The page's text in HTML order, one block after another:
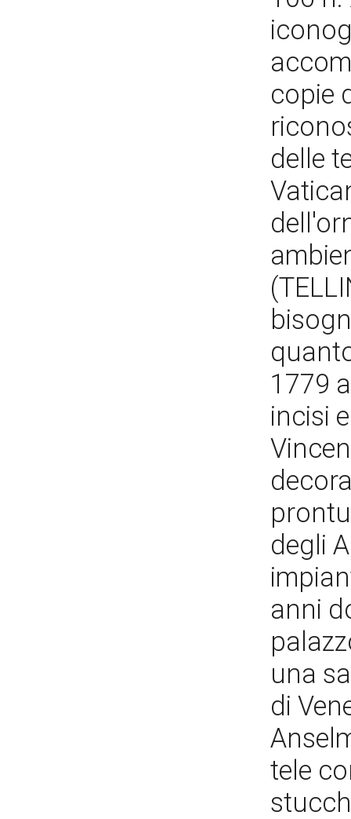
copie
delle
1779
incisi
degli
anni
una
di
tele